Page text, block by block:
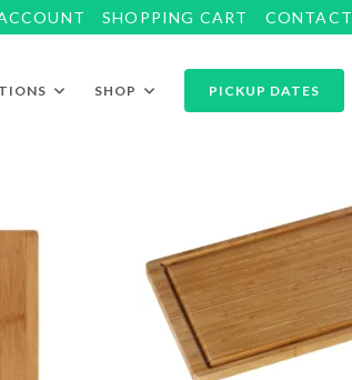
SHOPPING CART CONTACT
SHOP PICKUP DATES